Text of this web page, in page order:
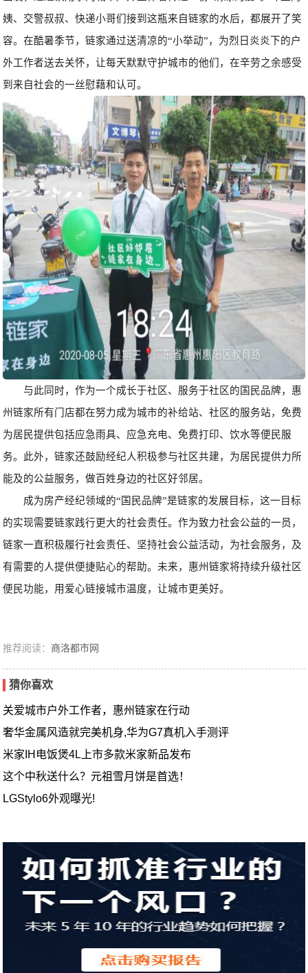
姨、交警叔叔、快递小哥们接到这瓶来自链家的水后，都展开了笑
容。在酷暑季节，链家通过送清凉的“小举动”，为烈日炎炎下的户
外工作者送去关怀，让每天默默守护城市的他们，在辛劳之余感受
到来自社会的一丝慰藉和认可。
与此同时，作为一个成长于社区、服务于社区的国民品牌， 惠
州链家所有门店都在努力成为城市的补给站、社区的服务站，免费
为居民提供包括应急雨具、 应急充电、免费打印、饮水等便民服
务。此外，链家还鼓励经纪人积极参与社区共建，为居民提供力所
能及的公益服务，做百姓身边的社区好邻居。
成为房产经纪领域的“国民品牌”是链家的发展目标，这一目标
的实现需要链家践行更大的社会责任。作为致力社会公益的一员，
链家一直积极履行社会责任、坚持社会公益活动， 为社会服务， 及
有需要的人提供便捷贴心的帮助。 未来， 惠州链家将持续升级社区
便民功能，用爱心链接城市温度，让城市更美好。
推荐阅读： 商洛都市网
猜你喜欢
关爱城市户外工作者，惠州链家在行动
奢华金属风造就完美机身,华为G7真机入手测评
米家IH电饭煲4L上市多款米家新品发布
这个中秋送什么？元祖雪月饼是首选！
LGStylo6外观曝光!